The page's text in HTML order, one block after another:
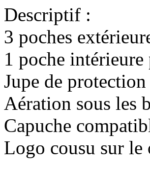
Descriptif :
3 poches
1 poche
Jupe de protection
Aération sous les
Capuche
Logo cousu sur le